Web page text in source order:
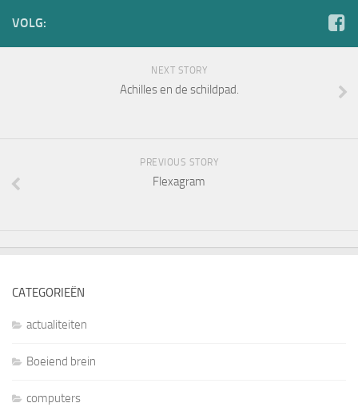
VOLG:
NEXT STORY
Achilles en de schildpad.
PREVIOUS STORY
Flexagram
CATEGORIEËN
actualiteiten
Boeiend brein
computers